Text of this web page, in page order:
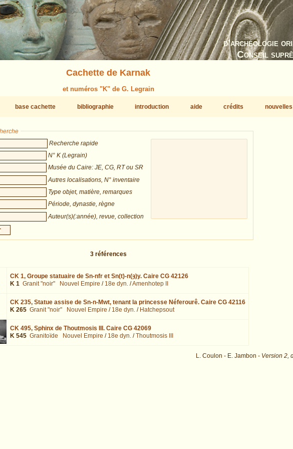
d’archéologie
Conseil
Cachette de Karnak
et numéros "K" de G. Legrain
base cachette bibliographie introduction aide crédits nouvelles
Recherche rapide
N° K (Legrain)
Musée du Caire: JE, CG, RT ou SR
Autres localisations, N° inventaire
Type objet, matière, remarques
Période, dynastie, règne
Auteur(s)(:année), revue, collection
3 références
CK 1, Groupe statuaire de Sn-nfr et Sn(t)-n(ȝ)y. Caire CG 42126
K 1 Granit "noir" Nouvel Empire / 18e dyn. /Amenhotep II
CK 235, Statue assise de Sn-n-Mwt, tenant la princesse Néferourê. Caire CG 42116
K 265 Granit "noir" Nouvel Empire / 18e dyn. / Hatchepsout
CK 495, Sphinx de Thoutmosis III. Caire CG 42069
K 545 Granitoïde Nouvel Empire / 18e dyn. /Thoutmosis III
L. Coulon - E. Jambon - Version 2,